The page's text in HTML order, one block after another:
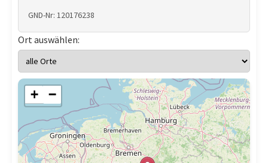
GND-Nr: 120176238
Ort auswählen:
+ −